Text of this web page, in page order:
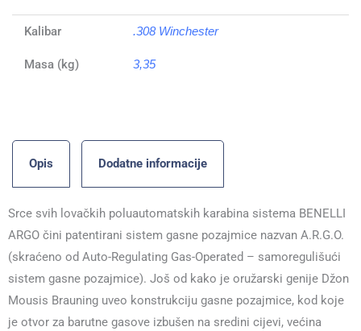
Kalibar .308 Winchester
Masa (kg) 3,35
Opis Dodatne informacije
Srce svih lovačkih poluautomatskih karabina sistema BENELLI
ARGO čini patentirani sistem gasne pozajmice nazvan A.R.G.O.
(skraćeno od Auto-Regulating Gas-Operated – samoregulišući
sistem gasne pozajmice). Još od kako je oružarski genije Džon
Mousis Brauning uveo konstrukciju gasne pozajmice, kod koje
je otvor za barutne gasove izbušen na sredini cijevi, većina